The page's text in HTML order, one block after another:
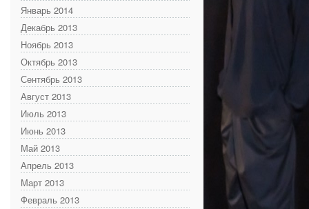
Январь 2014
Декабрь 2013
Ноябрь 2013
Октябрь 2013
Сентябрь 2013
Август 2013
Июль 2013
Июнь 2013
Май 2013
Апрель 2013
Март 2013
Февраль 2013